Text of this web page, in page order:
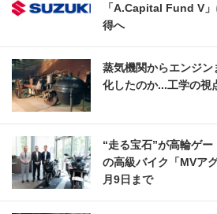
「A.Capital Fund V
得へ
蒸気機関からエンジ
化したのか...工学の視
“走る宝石”が高輪ゲ
の高級バイク「MVア
月9日まで